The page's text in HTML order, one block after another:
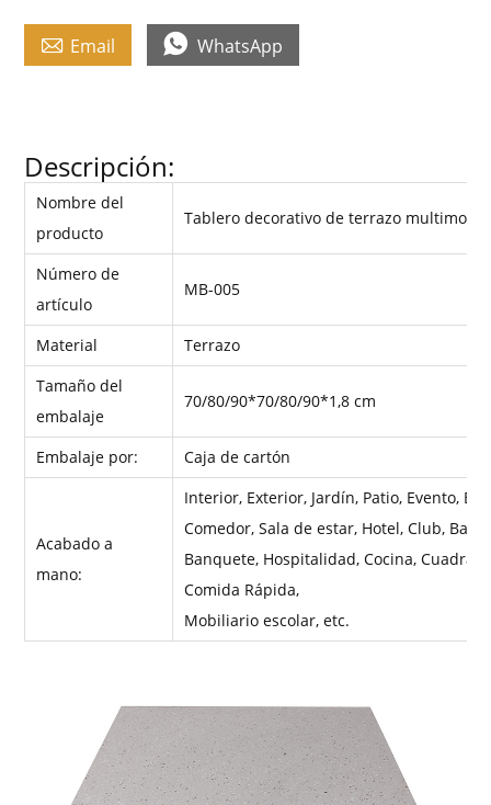
 Email  WhatsApp
Descripción:
Nombre del
producto
Tablero decorativo de terrazo
Número de
artículo
MB-005
Material
Terrazo
Tamaño del
embalaje
70/80/90*70/80/90*1,8 cm
Embalaje por: Caja de cartón
Acabado a
mano:
Interior, Exterior, Jardín, Patio, Evento,
Comedor, Sala de estar, Hotel, Club, Bar,
Banquete, Hospitalidad, Cocina,
Comida Rápida,
Mobiliario escolar, etc.